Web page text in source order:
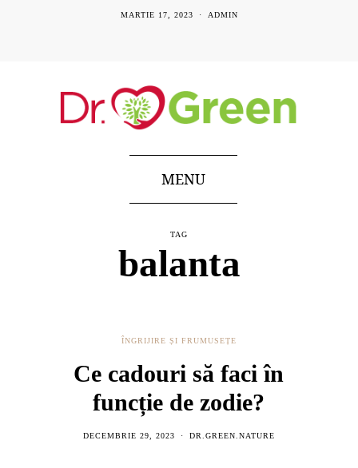
MARTIE 17, 2023 ADMIN
MENU
TAG
balanta
ÎNGRIJIRE ȘI FRUMUSEȚE
Ce cadouri să faci în
funcție de zodie?
DECEMBRIE 29, 2023 DR.GREEN.NATURE